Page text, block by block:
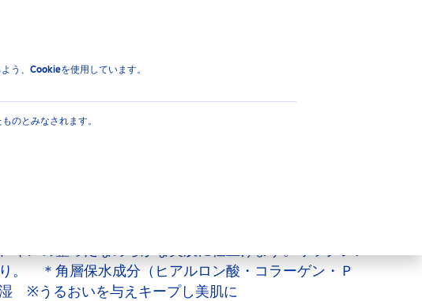
う、Cookieを使用しています。
のとみなされます。
シングソープの香り 詰替え
W保水美肌 リラクシ
から生まれたＷ保水美肌※処方のボディウォッシュ。角層
。素早く泡立つエアリークリーム泡で、肌水分逃さず、
。 ＊角層保水成分（ヒアルロン酸・コラーゲン・Ｐ
※うるおいを与えキープし美肌に